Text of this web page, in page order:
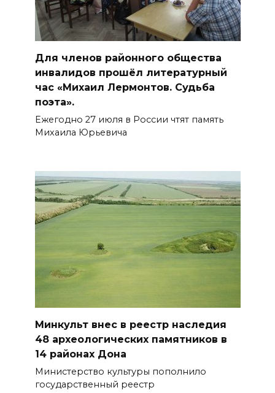
Для членов районного общества
инвалидов прошёл литературный
час «Михаил Лермонтов. Судьба
поэта».
Ежегодно 27 июля в России чтят память
Михаила Юрьевича
Минкульт внес в реестр наследия
48 археологических памятников в
14 районах Дона
Министерство культуры пополнило
государственный реестр